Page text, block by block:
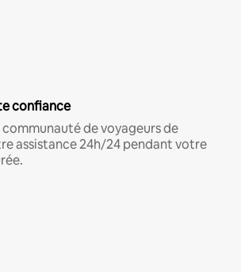
confiance
de voyageurs de
assistance 24h/24 pendant votre